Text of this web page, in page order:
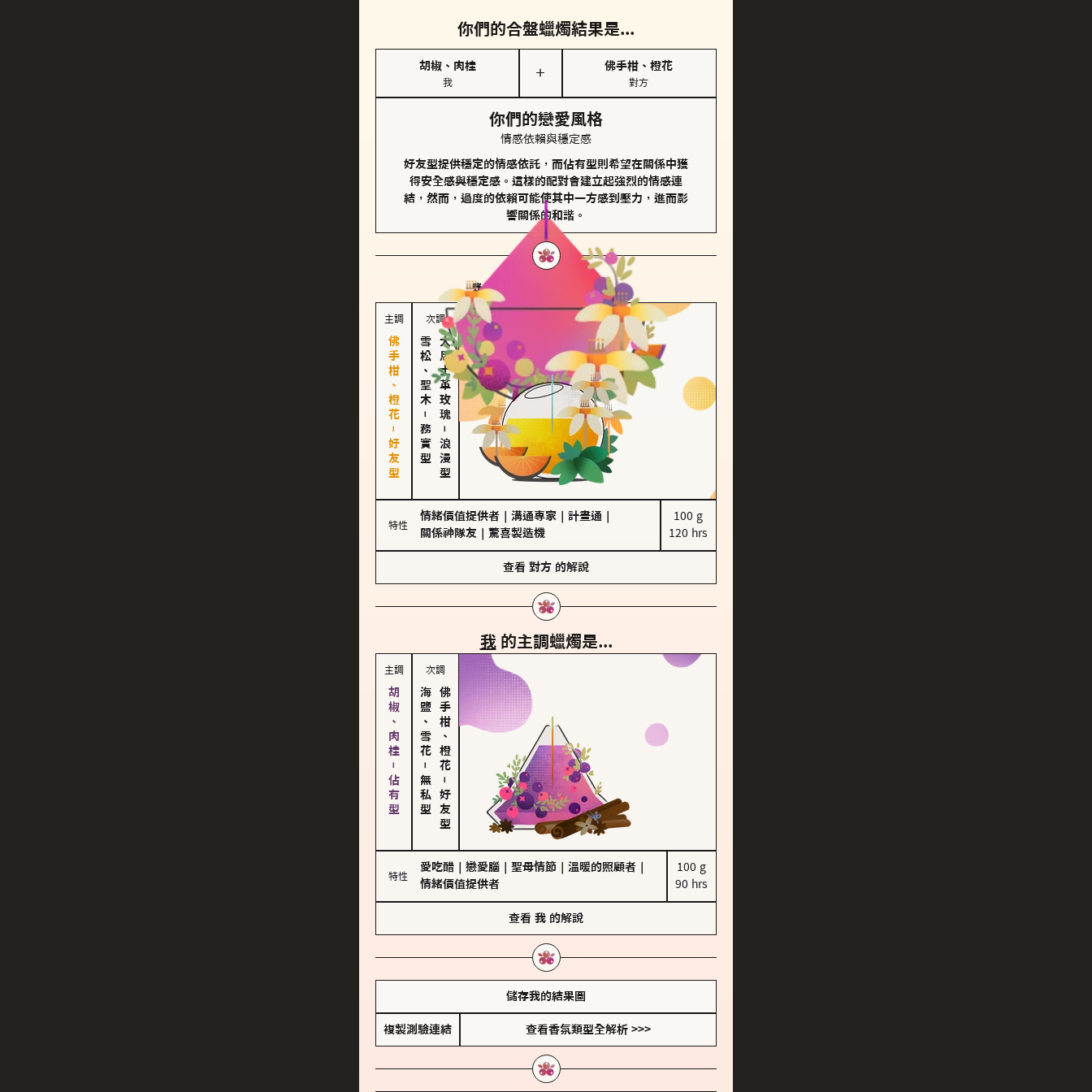
你們的合盤蠟燭結果是...
胡椒、肉桂
我
＋
佛手柑、橙花
對方
你們的戀愛風格
情感依賴與穩定感
好友型提供穩定的情感依託，而佔有型則希望在關係中獲
得安全感與穩定感。這樣的配對會建立起強烈的情感連
結，然而，過度的依賴可能使其中一方感到壓力，進而影
響關係的和諧。
對方 的主調蠟燭是...
主調
佛手柑、橙花－好友型
次調
雪松、聖木
－
務實型
大馬士革玫瑰
－
浪漫型
特性
情緒價值提供者 溝通專家 計畫通
關係神隊友
驚喜製造機
100 g
120 hrs
查看 對方 的解說
我 的主調蠟燭是...
主調
胡椒、肉桂－佔有型
次調
海鹽、雪花
－
無私型
佛手柑、橙花
－
好友型
特性
愛吃醋 戀愛腦 聖母情節 溫暖的照顧者
情緒價值提供者
100 g
90 hrs
查看 我 的解說
儲存我的結果圖
複製測驗連結 查看香氛類型全解析 >>>